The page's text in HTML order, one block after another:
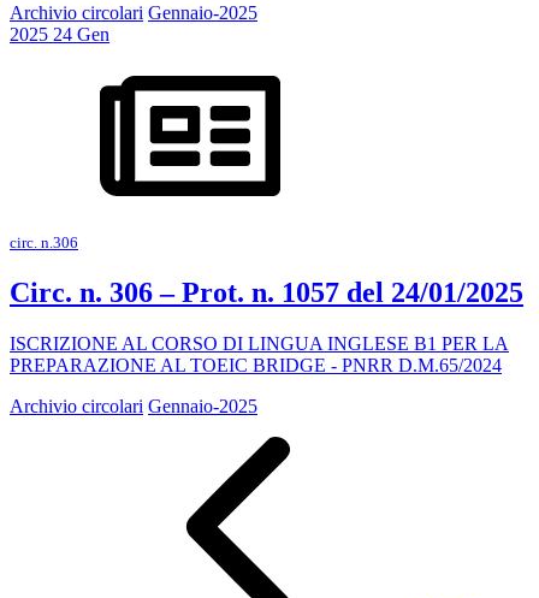
Archivio circolari Gennaio-2025
2025 24 Gen
circ. n.306
Circ. n. 306 – Prot. n. 1057 del 24/01/2025
ISCRIZIONE AL CORSO DI LINGUA INGLESE B1 PER LA
PREPARAZIONE AL TOEIC BRIDGE - PNRR D.M.65/2024
Archivio circolari Gennaio-2025